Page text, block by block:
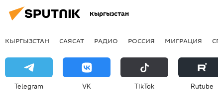
Кыргызстан
КЫРГЫЗСТАН САЯСАТ РАДИО РОССИЯ МИГРАЦИЯ
Telegram VK ТikТоk Rutube